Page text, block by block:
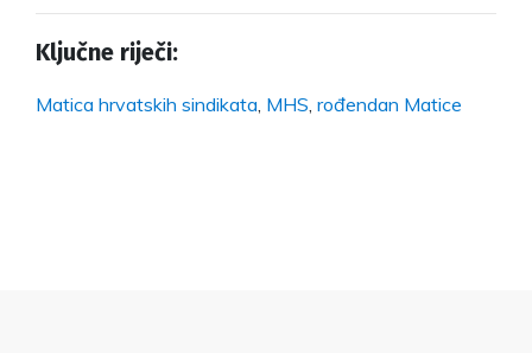
Ključne riječi:
Matica hrvatskih sindikata MHS rođendan Matice